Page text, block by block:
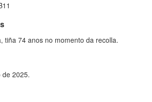
tiña 74 anos no momento da recolla.
de 2025.